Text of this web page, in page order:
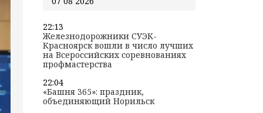
22:13
Железнодорожники СУЭК-
Красноярск вошли в число лучших
на Всероссийских соревнованиях
профмастерства
22:04
«Башня 365»: праздник,
объединяющий Норильск